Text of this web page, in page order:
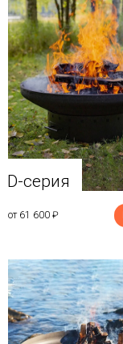
D-серия
от 61 600 ₽